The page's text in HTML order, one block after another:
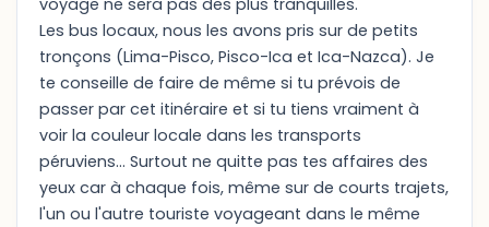
voyage ne sera pas des plus tranquilles.
Les bus locaux, nous les avons pris sur de petits
tronçons (Lima-Pisco, Pisco-Ica et Ica-Nazca). Je
te conseille de faire de même si tu prévois de
passer par cet itinéraire et si tu tiens vraiment à
voir la couleur locale dans les transports
péruviens... Surtout ne quitte pas tes affaires des
yeux car à chaque fois, même sur de courts trajets,
l'un ou l'autre touriste voyageant dans le même